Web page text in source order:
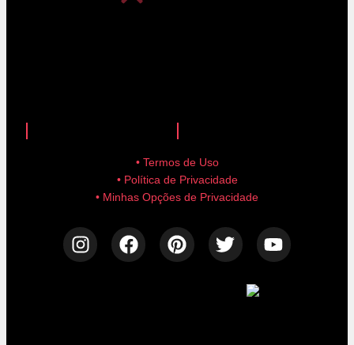
• Termos de Uso
• Política de Privacidade
• Minhas Opções de Privacidade